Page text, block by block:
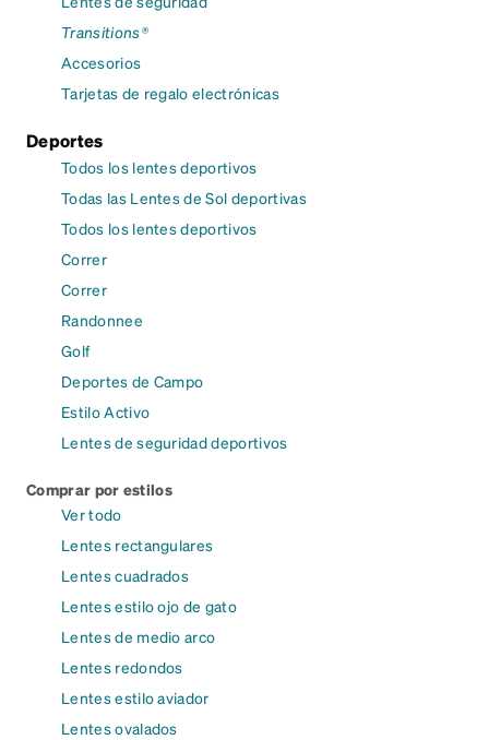
Transitions®
Accesorios
Tarjetas de regalo electrónicas
Deportes
Todos los lentes deportivos
Todas las Lentes de Sol deportivas
Todos los lentes deportivos
Correr
Correr
Randonnee
Golf
Deportes de Campo
Estilo Activo
Lentes de seguridad deportivos
Comprar por estilos
Ver todo
Lentes rectangulares
Lentes cuadrados
Lentes estilo ojo de gato
Lentes de medio arco
Lentes redondos
Lentes estilo aviador
Lentes ovalados